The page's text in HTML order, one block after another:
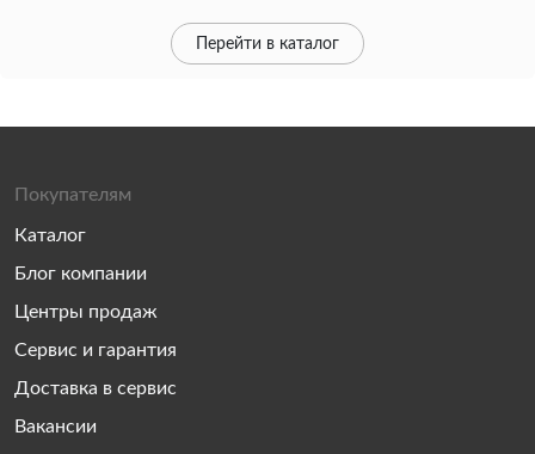
Перейти в каталог
Покупателям
Каталог
Блог компании
Центры продаж
Сервис и гарантия
Доставка в сервис
Вакансии